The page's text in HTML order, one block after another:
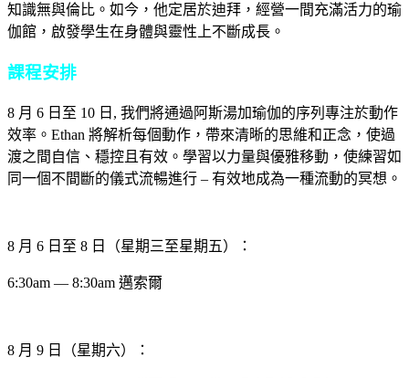
知識無與倫比。如今，他定居於迪拜，經營一間充滿活力的瑜
伽館，啟發學生在身體與靈性上不斷成長。
課程安排
8 月 6 日至 10 日, 我們將通過阿斯湯加瑜伽的序列專注於動作
效率。Ethan 將解析每個動作，帶來清晰的思維和正念，使過
渡之間自信、穩控且有效。學習以力量與優雅移動，使練習如
同一個不間斷的儀式流暢進行 – 有效地成為一種流動的冥想。
8 月 6 日至 8 日（星期三至星期五）：
6:30am — 8:30am 邁索爾
8 月 9 日（星期六）：